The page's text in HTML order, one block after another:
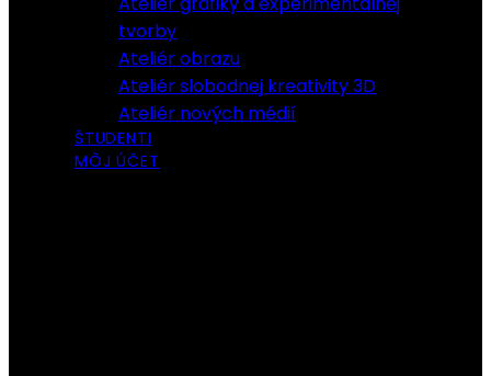
tvorby
Ateliér obrazu
Ateliér slobodnej kreativity 3D
Ateliér nových médií
ŠTUDENTI
MÔJ ÚČET